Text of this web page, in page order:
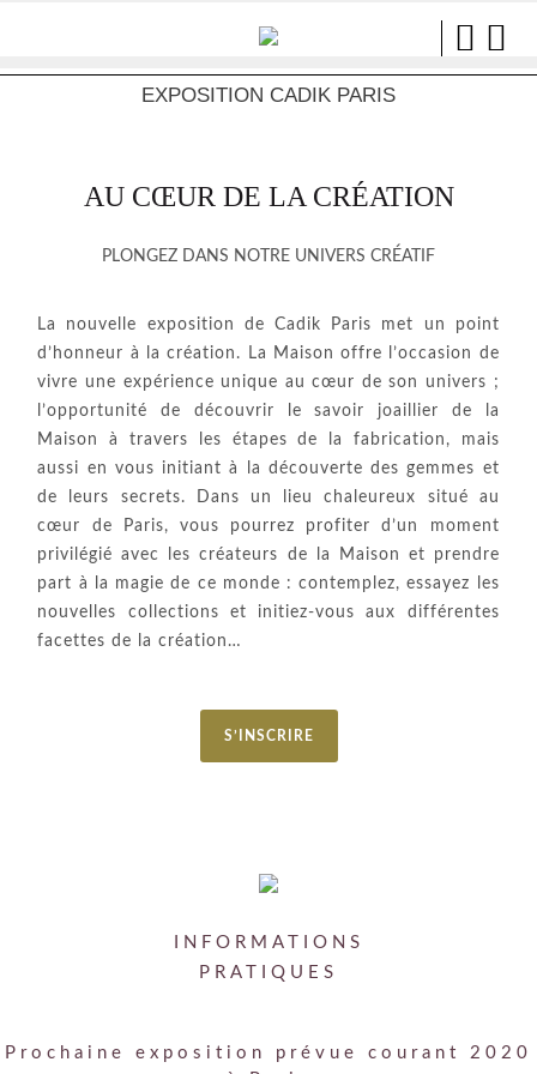
EXPOSITION CADIK PARIS
AU CŒUR DE LA CRÉATION
PLONGEZ DANS NOTRE UNIVERS CRÉATIF
La nouvelle exposition de Cadik Paris met un point
d’honneur à la création. La Maison offre l’occasion de
vivre une expérience unique au cœur de son univers ;
l’opportunité de découvrir le savoir joaillier de la
Maison à travers les étapes de la fabrication, mais
aussi en vous initiant à la découverte des gemmes et
de leurs secrets. Dans un lieu chaleureux situé au
cœur de Paris, vous pourrez profiter d’un moment
privilégié avec les créateurs de la Maison et prendre
part à la magie de ce monde : contemplez, essayez les
nouvelles collections et initiez-vous aux différentes
facettes de la création…
S’INSCRIRE
INFORMATIONS
PRATIQUES
Prochaine exposition prévue courant 2020